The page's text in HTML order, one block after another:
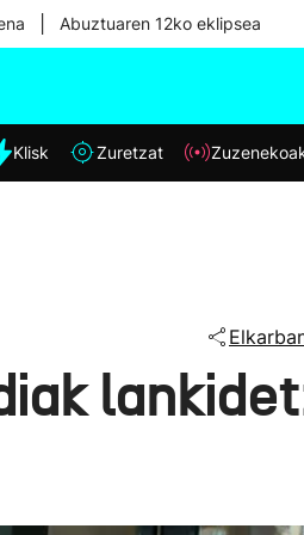
Abuztuaren 12ko eklipsea
Klisk Zuretzat